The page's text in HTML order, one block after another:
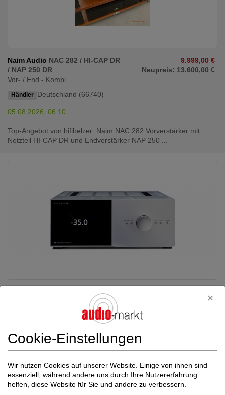
Naim Audio NAC 282 / HI-CAP DR
/ NAP 250 DR
Vor- / End - Kombi
Händler Deutschland (66740)
9.999,00 €
Neupreis: 13.600,00 €
05.08.2026, 06:10
Top-Angebot von hifibelzer: Naim NAC 282 Vorverstärker mit
Netzteil HI-CAP DR und Endverstärker NAP 250 ...
Anthem STR Programm
Trans. - Vor- / End - Kombi
Deutschland (72622)
03.08.2026, 06:45
Bei uns in der Vorführung: STR Vollverstärker mit Raumkorrektur
ARC STR Vorverstärker mit Raumkorrektur ...
Cookie-Einstellungen
Wir nutzen Cookies auf unserer Website. Einige von ihnen sind
essenziell, während andere uns durch Ihre Nutzererfahrung
helfen, diese Website für Sie und andere zu verbessern.